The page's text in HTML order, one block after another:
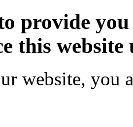
provide
this website
website, you